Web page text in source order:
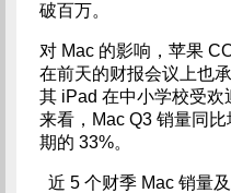
破百万。
对 Mac 的影响，苹果
在前天的财报会议上也
其 iPad 在中小学校受欢
来看，Mac Q3 销量同
期的 33%。
近 5 个财季 Mac 销量